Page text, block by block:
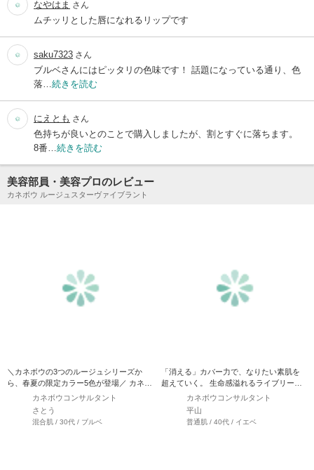
なやはま さん
ムチッリとした唇になれるリップです
saku7323 さん
ブルベさんにはピッタリの色味です！ 話題になっている通り、色
落… 続きを読む
にえとも さん
色持ちが良いとのことで購入しましたが、割とすぐに落ちます。
8番… 続きを読む
美容部員・美容プロのレビュー
カネボウ ルージュスターヴァイブラント
＼カネボウの3つのルージュシリーズか
ら、春夏の限定カラー5色が登場／ カネボ
ウ ルージュスターヴ…
カネボウコンサルタント
さとう
混合肌 / 30代 / ブルベ
「消える」カバー力で、なりたい素肌を
超えていく。 生命感溢れるライブリーな
肌印象に導く美容液ファン…
カネボウコンサルタント
平山
普通肌 / 40代 / イエベ